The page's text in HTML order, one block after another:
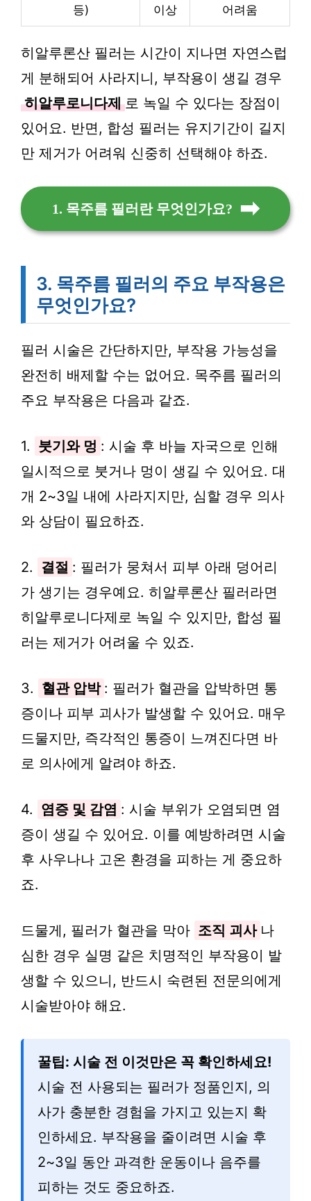
등)
이상
어려움
히알루론산 필러는 시간이 지나면 자연스럽
게 분해되어 사라지니, 부작용이 생길 경우
히알루로니다제 로 녹일 수 있다는 장점이
있어요. 반면, 합성 필러는 유지기간이 길지
만 제거가 어려워 신중히 선택해야 하죠.
1. 목주름 필러란 무엇인가요?
3. 목주름 필러의 주요 부작용은
무엇인가요?
필러 시술은 간단하지만, 부작용 가능성을
완전히 배제할 수는 없어요. 목주름 필러의
주요 부작용은 다음과 같죠.
1. 붓기와 멍 : 시술 후 바늘 자국으로 인해
일시적으로 붓거나 멍이 생길 수 있어요. 대
개 2~3일 내에 사라지지만, 심할 경우 의사
와 상담이 필요하죠.
2. 결절 : 필러가 뭉쳐서 피부 아래 덩어리
가 생기는 경우예요. 히알루론산 필러라면
히알루로니다제로 녹일 수 있지만, 합성 필
러는 제거가 어려울 수 있죠.
3. 혈관 압박 : 필러가 혈관을 압박하면 통
증이나 피부 괴사가 발생할 수 있어요. 매우
드물지만, 즉각적인 통증이 느껴진다면 바
로 의사에게 알려야 하죠.
4. 염증 및 감염 : 시술 부위가 오염되면 염
증이 생길 수 있어요. 이를 예방하려면 시술
후 사우나나 고온 환경을 피하는 게 중요하
죠.
드물게, 필러가 혈관을 막아 조직 괴사 나
심한 경우 실명 같은 치명적인 부작용이 발
생할 수 있으니, 반드시 숙련된 전문의에게
시술받아야 해요.
꿀팁: 시술 전 이것만은 꼭 확인하세요!
시술 전 사용되는 필러가 정품인지, 의
사가 충분한 경험을 가지고 있는지 확
인하세요. 부작용을 줄이려면 시술 후
2~3일 동안 과격한 운동이나 음주를
피하는 것도 중요하죠.